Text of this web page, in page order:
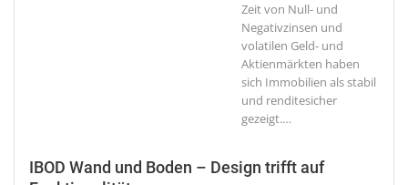
Zeit von Null- und
Negativzinsen und
volatilen Geld- und
Aktienmärkten haben
sich Immobilien als stabil
und renditesicher
gezeigt.…
IBOD Wand und Boden – Design trifft auf